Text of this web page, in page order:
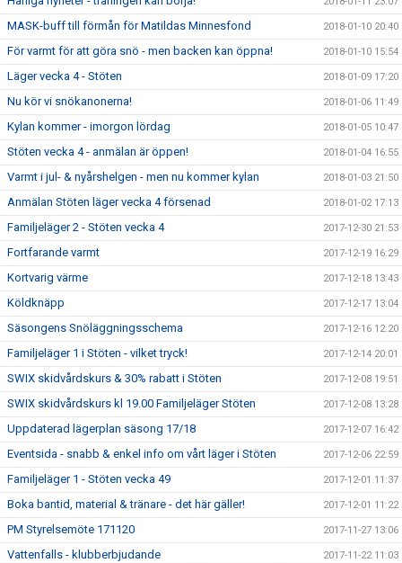
MASK-buff till förmån för Matildas Minnesfond 2018-01-10 20:40
För varmt för att göra snö - men backen kan öppna! 2018-01-10 15:54
Läger vecka 4 - Stöten 2018-01-09 17:20
Nu kör vi snökanonerna! 2018-01-06 11:49
Kylan kommer - imorgon lördag 2018-01-05 10:47
Stöten vecka 4 - anmälan är öppen! 2018-01-04 16:55
Varmt i jul- & nyårshelgen - men nu kommer kylan 2018-01-03 21:50
Anmälan Stöten läger vecka 4 försenad 2018-01-02 17:13
Familjeläger 2 - Stöten vecka 4 2017-12-30 21:53
Fortfarande varmt 2017-12-19 16:29
Kortvarig värme 2017-12-18 13:43
Köldknäpp 2017-12-17 13:04
Säsongens Snöläggningsschema 2017-12-16 12:20
Familjeläger 1 i Stöten - vilket tryck! 2017-12-14 20:01
SWIX skidvårdskurs & 30% rabatt i Stöten 2017-12-08 19:51
SWIX skidvårdskurs kl 19.00 Familjeläger Stöten 2017-12-08 13:28
Uppdaterad lägerplan säsong 17/18 2017-12-07 16:42
Eventsida - snabb & enkel info om vårt läger i Stöten 2017-12-06 22:59
Familjeläger 1 - Stöten vecka 49 2017-12-01 11:37
Boka bantid, material & tränare - det här gäller! 2017-12-01 11:22
PM Styrelsemöte 171120 2017-11-27 13:06
Vattenfalls - klubberbjudande 2017-11-22 11:03